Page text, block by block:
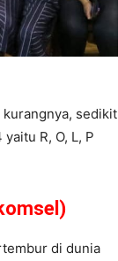
kurangnya, sedikit
R, O, L, P
di dunia